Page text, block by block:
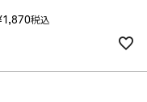
1,870税込